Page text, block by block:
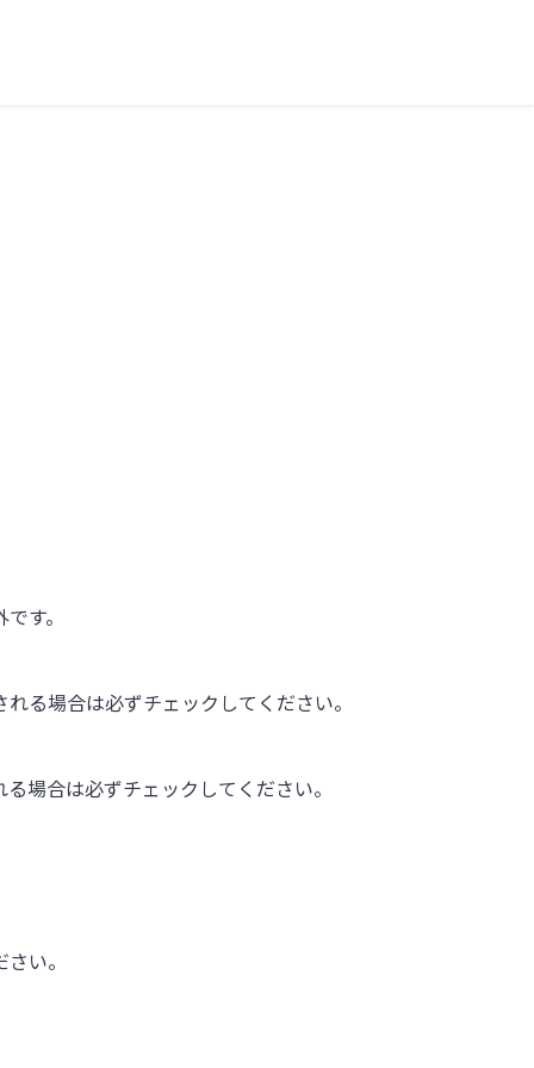
す。
る場合は必ずチェックしてください。
場合は必ずチェックしてください。
い。